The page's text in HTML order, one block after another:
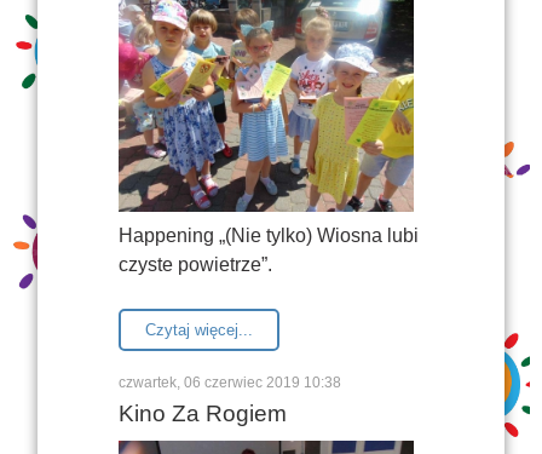
Happening „(Nie tylko) Wiosna lubi
czyste powietrze”.
Czytaj więcej...
czwartek, 06 czerwiec 2019 10:38
Kino Za Rogiem